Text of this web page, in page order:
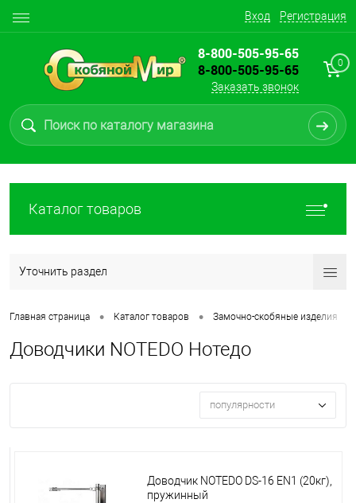
Вход Регистрация
8-800-505-95-65
8-800-505-95-65
Заказать звонок
0
Каталог товаров
Уточнить раздел
Главная страница • Каталог товаров • Замочно-скобяные изделия
Доводчики NOTEDO Нотедо
популярности
Доводчик NOTEDO DS-16 EN1 (20кг),
пружинный